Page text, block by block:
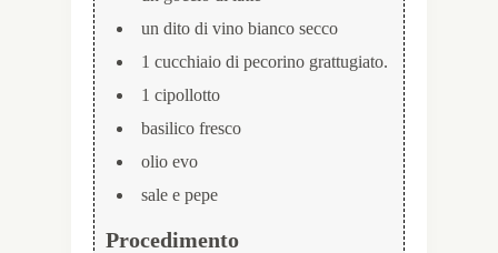
un dito di vino bianco secco
1 cucchiaio di pecorino grattugiato.
1 cipollotto
basilico fresco
olio evo
sale e pepe
Procedimento